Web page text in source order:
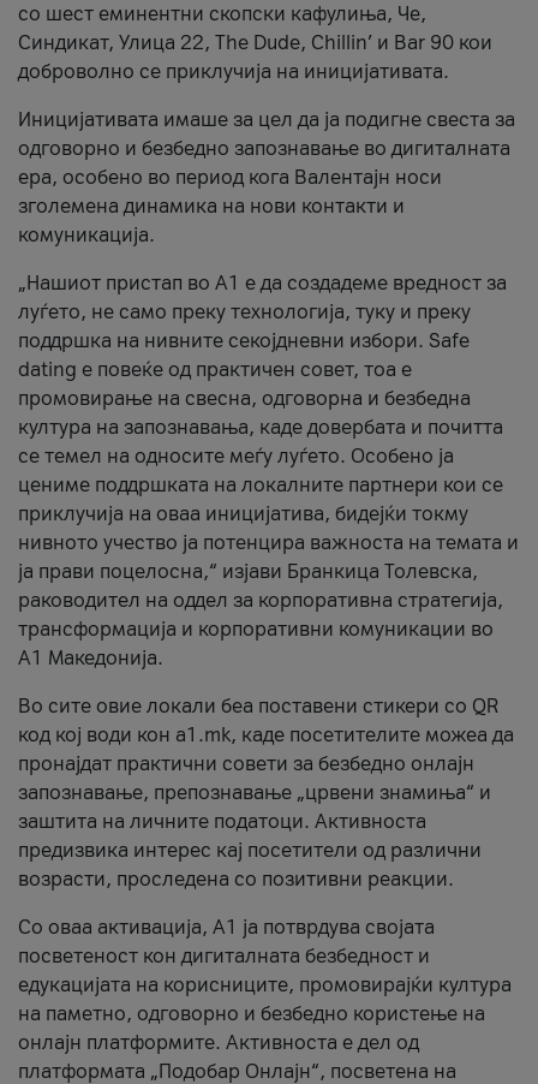
со шест еминентни скопски кафулиња, Че,
Синдикат, Улица 22, The Dude, Chillin’ и Bar 90 кои
доброволно се приклучија на иницијативата.
Иницијативата имаше за цел да ја подигне свеста за
одговорно и безбедно запознавање во дигиталната
ера, особено во период кога Валентајн носи
зголемена динамика на нови контакти и
комуникација.
„Нашиот пристап во А1 е да создадеме вредност за
луѓето, не само преку технологија, туку и преку
поддршка на нивните секојдневни избори. Safe
dating е повеќе од практичен совет, тоа е
промовирање на свесна, одговорна и безбедна
култура на запознавања, каде довербата и почитта
се темел на односите меѓу луѓето. Особено ја
цениме поддршката на локалните партнери кои се
приклучија на оваа иницијатива, бидејќи токму
нивното учество ја потенцира важноста на темата и
ја прави поцелосна,“ изјави Бранкица Толевска,
раководител на оддел за корпоративна стратегија,
трансформација и корпоративни комуникации во
А1 Македонија.
Во сите овие локали беа поставени стикери со QR
код кој води кон a1.mk, каде посетителите можеа да
пронајдат практични совети за безбедно онлајн
запознавање, препознавање „црвени знамиња“ и
заштита на личните податоци. Активноста
предизвика интерес кај посетители од различни
возрасти, проследена со позитивни реакции.
Со оваа активација, А1 ја потврдува својата
посветеност кон дигиталната безбедност и
едукацијата на корисниците, промовирајќи култура
на паметно, одговорно и безбедно користење на
онлајн платформите. Активноста е дел од
платформата „Подобар Онлајн“, посветена на